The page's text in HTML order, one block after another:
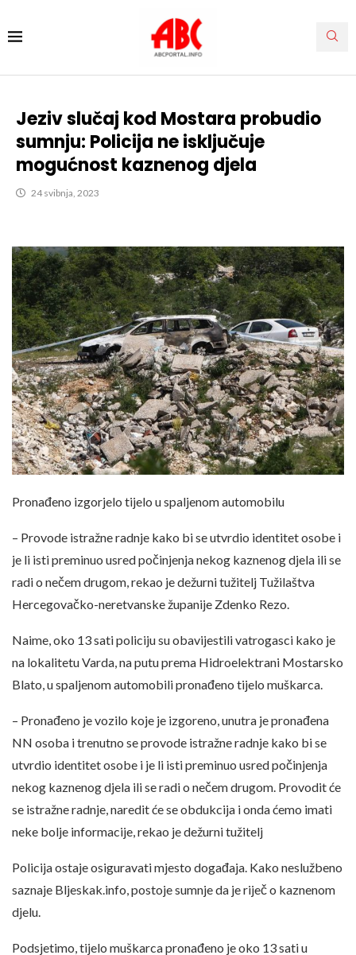
Jeziv slučaj kod Mostara probudio
sumnju: Policija ne isključuje
mogućnost kaznenog djela
24 svibnja, 2023
Pronađeno izgorjelo tijelo u spaljenom automobilu
– Provode istražne radnje kako bi se utvrdio identitet osobe i
je li isti preminuo usred počinjenja nekog kaznenog djela ili se
radi o nečem drugom, rekao je dežurni tužitelj Tužilaštva
Hercegovačko-neretvanske županije Zdenko Rezo.
Naime, oko 13 sati policiju su obavijestili vatrogasci kako je
na lokalitetu Varda, na putu prema Hidroelektrani Mostarsko
Blato, u spaljenom automobili pronađeno tijelo muškarca.
– Pronađeno je vozilo koje je izgoreno, unutra je pronađena
NN osoba i trenutno se provode istražne radnje kako bi se
utvrdio identitet osobe i je li isti preminuo usred počinjenja
nekog kaznenog djela ili se radi o nečem drugom. Provodit će
se istražne radnje, naredit će se obdukcija i onda ćemo imati
neke bolje informacije, rekao je dežurni tužitelj
Policija ostaje osiguravati mjesto događaja. Kako neslužbeno
saznaje Bljeskak.info, postoje sumnje da je riječ o kaznenom
djelu.
Podsjetimo, tijelo muškarca pronađeno je oko 13 sati u